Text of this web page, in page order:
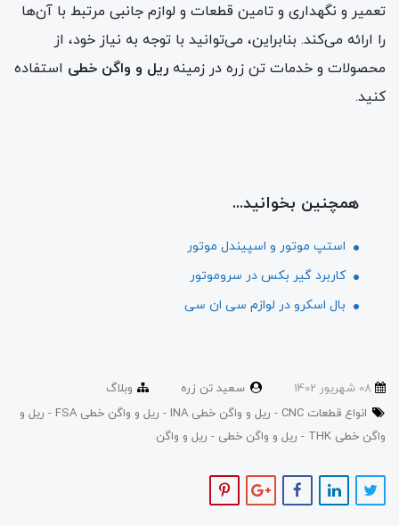
تعمیر و نگهداری و تامین قطعات و لوازم جانبی مرتبط با آن‌ها
را ارائه می‌کند. بنابراین، می‌توانید با توجه به نیاز خود، از
محصولات و خدمات تن زره در زمینه ریل و واگن خطی استفاده
کنید.
همچنین بخوانید...
استپ موتور و اسپیندل موتور
کاربرد گیر بکس در سروموتور
بال اسکرو در لوازم سی ان سی
سعید تن زره
وبلاگ
انواع قطعات CNC
ریل و واگن خطی INA ریل و واگن خطی FSA
ریل و
واگن خطی THK
ریل و واگن خطی ریل و واگن